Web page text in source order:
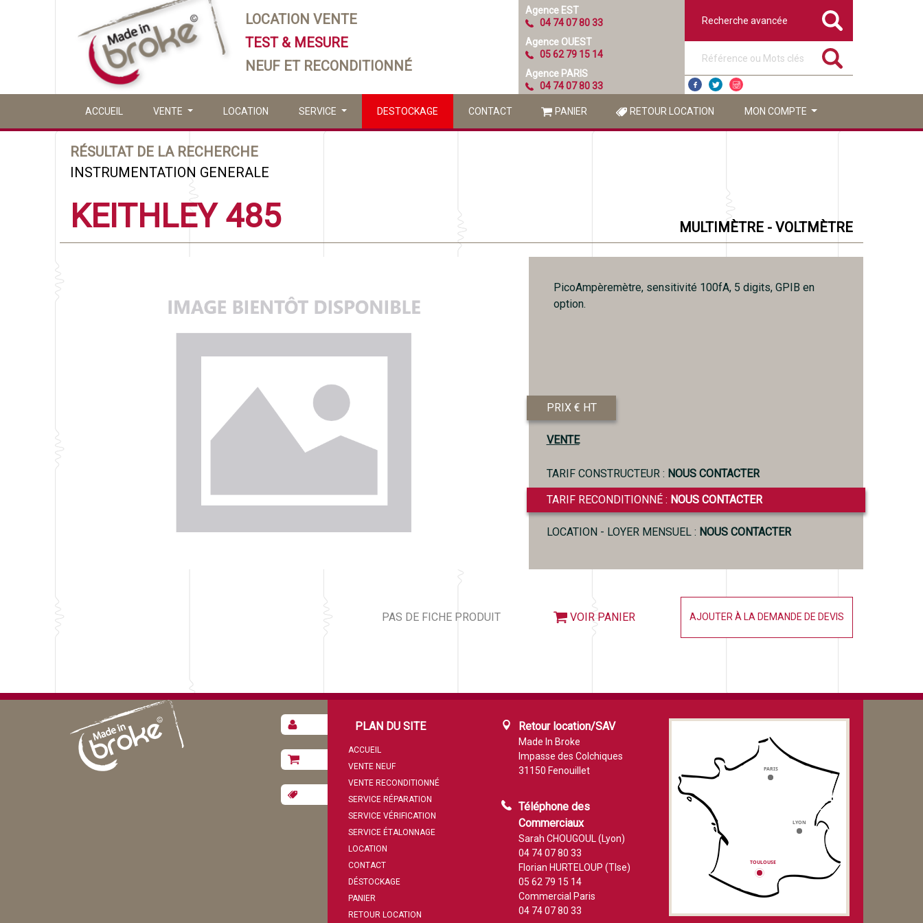
LOCATION VENTE
TEST & MESURE
NEUF ET RECONDITIONNÉ
Agence EST
04 74 07 80 33
Agence OUEST
05 62 79 15 14
Agence PARIS
04 74 07 80 33
Recherche avancée
ACCUEIL VENTE LOCATION SERVICE DESTOCKAGE CONTACT PANIER RETOUR LOCATION MON COMPTE
RÉSULTAT DE LA RECHERCHE
INSTRUMENTATION GENERALE
KEITHLEY 485 MULTIMÈTRE - VOLTMÈTRE
PicoAmpèremètre, sensitivité 100fA, 5 digits, GPIB en
option.
PRIX € HT
VENTE
TARIF CONSTRUCTEUR : NOUS CONTACTER
TARIF RECONDITIONNÉ : NOUS CONTACTER
LOCATION - LOYER MENSUEL : NOUS CONTACTER
PAS DE FICHE PRODUIT VOIR PANIER AJOUTER À LA DEMANDE DE DEVIS
PLAN DU SITE
ACCUEIL
VENTE NEUF
VENTE RECONDITIONNÉ
SERVICE RÉPARATION
SERVICE VÉRIFICATION
SERVICE ÉTALONNAGE
LOCATION
CONTACT
DÉSTOCKAGE
PANIER
RETOUR LOCATION
Retour location/SAV
Made In Broke
Impasse des Colchiques
31150 Fenouillet
Téléphone des
Commerciaux
Sarah CHOUGOUL (Lyon)
04 74 07 80 33
Florian HURTELOUP (Tlse)
05 62 79 15 14
Commercial Paris
04 74 07 80 33